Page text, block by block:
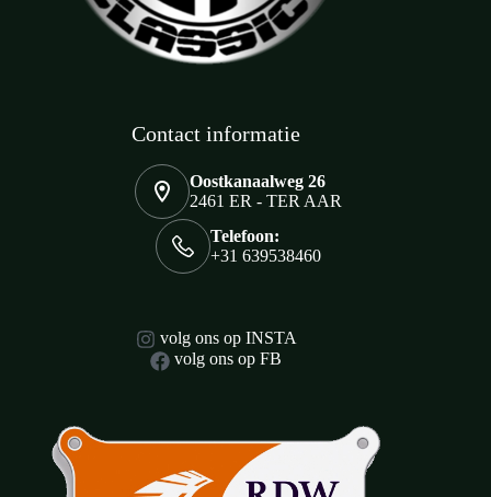
Contact informatie
Oostkanaalweg 26
2461 ER - TER AAR
Telefoon:
+31 639538460
volg ons op INSTA
volg ons op FB